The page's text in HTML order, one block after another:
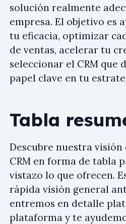
solución realmente
empresa. El objetivo es
tu eficacia, optimizar
de ventas, acelerar tu
seleccionar el CRM que
papel clave en tu
Tabla
Descubre nuestra visión
CRM en forma de tabla
vistazo lo que ofrecen.
rápida visión general
entremos en detalle
plataforma y te